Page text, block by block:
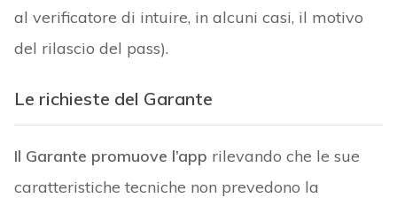
al verificatore di intuire, in alcuni casi, il motivo
del rilascio del pass).
Le richieste del Garante
Il Garante promuove l’app rilevando che le sue
caratteristiche tecniche non prevedono la